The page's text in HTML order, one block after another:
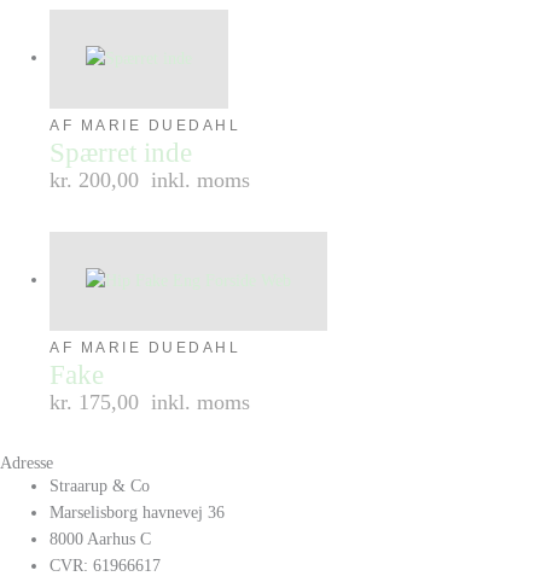
AF MARIE DUEDAHL
Spærret inde
kr. 200,00 inkl. moms
AF MARIE DUEDAHL
Fake
kr. 175,00 inkl. moms
Adresse
Straarup & Co
Marselisborg havnevej 36
8000 Aarhus C
CVR: 61966617